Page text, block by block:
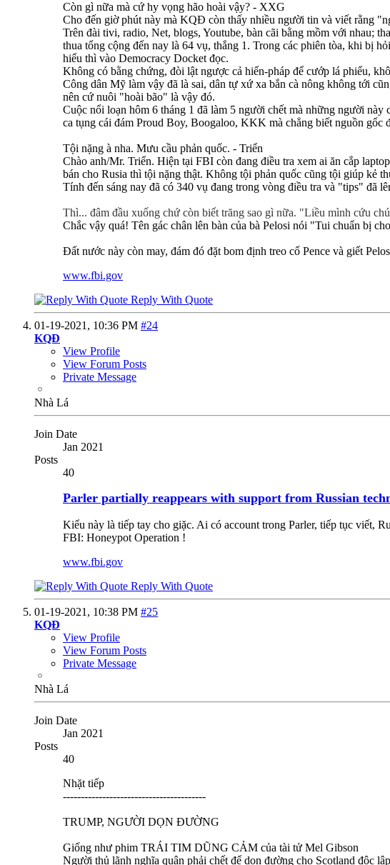
Còn gì nữa mà cứ hy vọng hão hoài vậy? - XXG
Cho đến giờ phút này mà KQĐ còn thấy nhiều người tin và viết rằng
Trên đài tivi, radio, Net, blogs, Youtube, bàn cãi bằng mồm với nhau;
thua tổng cộng đến nay là 64 vụ, thắng 1. Trong các phiên tòa, khi bị
hiểu thì vào Democracy Docket đọc.
Không có bằng chứng, đòi lật ngược cả hiến-pháp để cướp lá phiếu,
Công dân Mỹ làm vậy đã là sai, dân tự xứ xa bắn cà nông không tới
nên cứ nuôi "hoài bão" là vậy đó.
Cuộc nổi loạn hôm 6 tháng 1 đã làm 5 người chết mà những người
ca tụng cái đám Proud Boy, Boogaloo, KKK mà chẳng biết nguồn gốc
Tội nặng à nha. Mưu cầu phản quốc. - Triển
Chào anh/Mr. Triển. Hiện tại FBI còn đang điều tra xem ai ăn cắp
bán cho Rusia thì tội nặng thật. Không tội phản quốc cũng tội giúp kẻ
Tính đến sáng nay đã có 340 vụ đang trong vòng điều tra và "tips" đã
Thì... đâm đầu xuống chứ còn biết trăng sao gì nữa. "Liều mình cứu
Chắc vậy quá! Tên gác chân lên bàn của bà Pelosi nói "Tui chuẩn bị
Đất nước này còn may, đám đó đặt bom định treo cổ Pence và giết
www.fbi.gov
Reply With Quote
01-19-2021, 10:36 PM #24
KQĐ
View Profile
View Forum Posts
Private Message
Nhà Lá
Join Date
Jan 2021
Posts
40
Parler partially reappears with support from Russian
Kiểu này là tiếp tay cho giặc. Ai có account trong Parler, tiếp tục viết,
FBI: Honeypot Operation !
www.fbi.gov
Reply With Quote
01-19-2021, 10:38 PM #25
KQĐ
View Profile
View Forum Posts
Private Message
Nhà Lá
Join Date
Jan 2021
Posts
40
Nhặt tiếp
----------------------------------------
TRUMP, NGƯỜI DỌN ĐƯỜNG
Giống như phim TRÁI TIM DŨNG CẢM của tài tử Mel Gibson
Người thủ lãnh nghĩa quân phải chết để dọn đường cho Scotland độc lập